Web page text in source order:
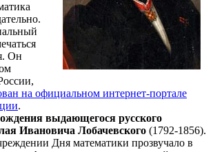
Он
на официальном интернет-портале
.
выдающегося русского
Ивановича Лобачевского (1792-1856).
Дня математики прозвучало в